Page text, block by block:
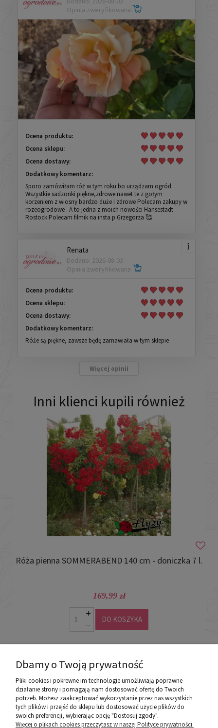
Opinia zweryfikowana
Ocena produktu:
Ocena sklepu:
Ocena dostawy:
Dodatkowy komentarz:
Sporo zamówiłam róż w tym roku bo urządzam ogród
Wszystkie sadzonki piękne,zdrowe nawet te z gołym
korzeniem z wiosny bardzo duże i zdrowe Polecam zakupy w
rozeogrodowe . A to jedna z moich nowości Hansestadt
Rostock Polecam filmik na insta p.Grzegorza 🥰
Renata
Dodano: 2026-08-03
Opinia zweryfikowana
Ocena produktu:
Ocena sklepu:
Ocena dostawy:
Dodatkowy komentarz:
Róże są piękne, zawsze będę zamawiała w tym sklepie
Więcej opinii
Inni klienci kupili również
Róża pienna SOMMERABEND 140 cm - doniczka 7 l.
169,99 zł
DO KOSZYKA
poznaj ROZEOGRODOWE.PL
Dbamy o Twoją prywatność
Pliki cookies i pokrewne im technologie umożliwiają poprawne
działanie strony i pomagają nam dostosować ofertę do Twoich
potrzeb. Możesz zaakceptować wykorzystanie przez nas wszystkich
tych plików i przejść do sklepu lub dostosować użycie plików do
swoich preferencji, wybierając opcję "Dostosuj zgody".
Więcej o plikach cookies przeczytasz w naszej Polityce prywatności.